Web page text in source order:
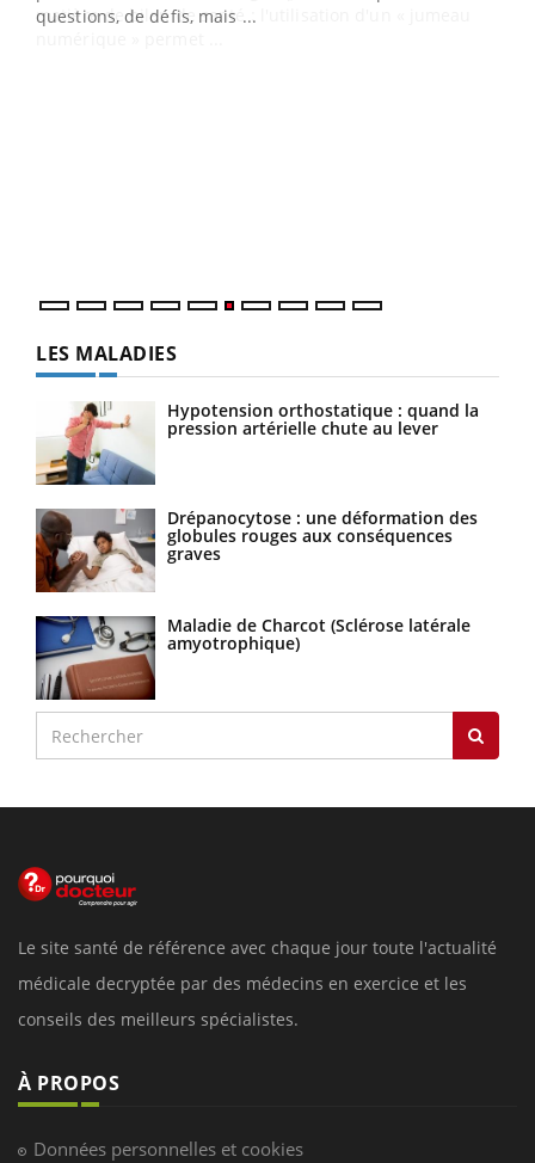
matière de bilan de santé : l'utilisation d'un « jumeau
LES MALADIES
Hypotension orthostatique : quand la
pression artérielle chute au lever
Drépanocytose : une déformation des
globules rouges aux conséquences
graves
Maladie de Charcot (Sclérose latérale
amyotrophique)
Le site santé de référence avec chaque jour toute l'actualité
médicale decryptée par des médecins en exercice et les
conseils des meilleurs spécialistes.
À PROPOS
Données personnelles et cookies